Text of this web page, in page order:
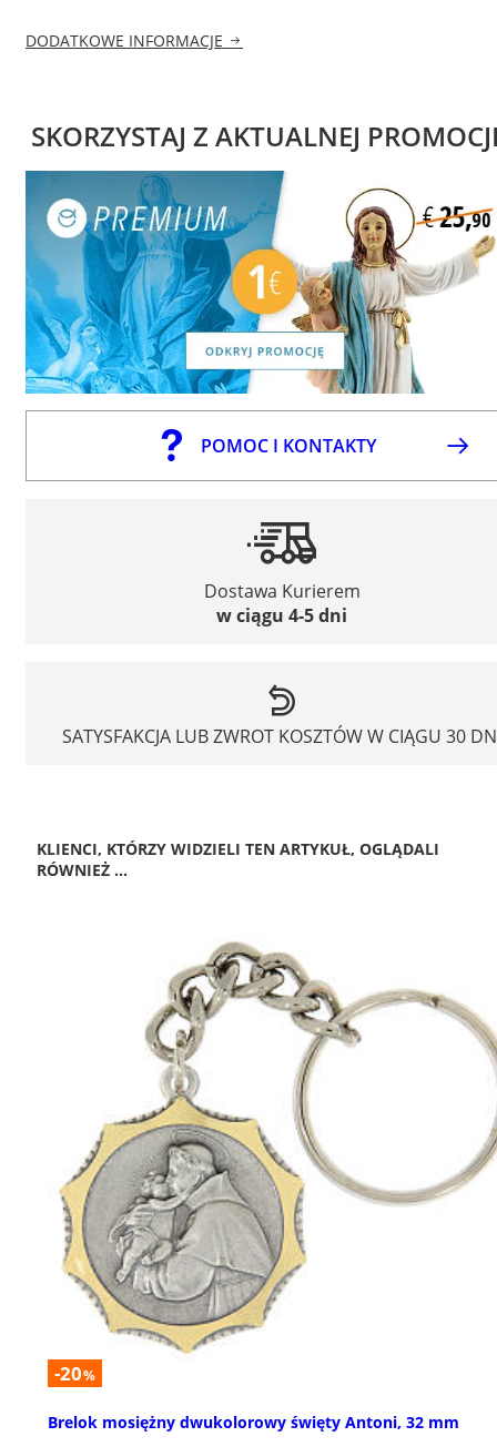
DODATKOWE INFORMACJE
SKORZYSTAJ Z AKTUALNEJ
POMOC I KONTAKTY
Dostawa Kurierem
w ciągu 4-5 dni
SATYSFAKCJA LUB ZWROT KOSZTÓW W CIĄGU 30
KLIENCI, KTÓRZY WIDZIELI TEN ARTYKUŁ, OGLĄDALI
RÓWNIEŻ ...
-20%
Brelok mosiężny dwukolorowy święty Antoni, 32 mm